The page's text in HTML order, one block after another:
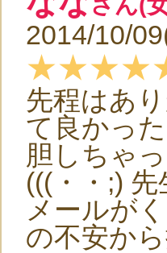
2014/10/
先程はあ
て良かっ
胆しちゃ
(((・・;)
メールが
の不安か